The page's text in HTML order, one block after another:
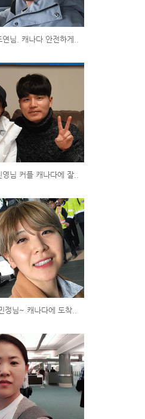
님. 캐나다 안전하게..
님 커플 캐나다에 잘..
님~ 캐나다에 도착..